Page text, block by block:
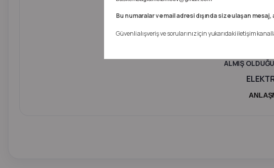
TÜRKİYE
ARACINIZA UYUMLU
ALMIŞ
Bu numaralar ve mail adresi dışında size ulaşan
Güvenli alışveriş ve sorularınız için yukarıdaki iletişim